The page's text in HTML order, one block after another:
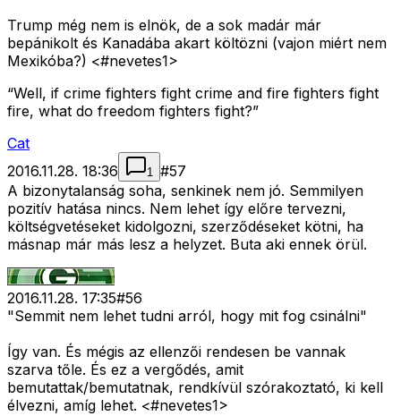
Trump még nem is elnök, de a sok madár már
bepánikolt és Kanadába akart költözni (vajon miért nem
Mexikóba?) <#nevetes1>
“Well, if crime fighters fight crime and fire fighters fight
fire, what do freedom fighters fight?”
Cat
2016.11.28. 18:36
1 #57
A bizonytalanság soha, senkinek nem jó. Semmilyen
pozitív hatása nincs. Nem lehet így előre tervezni,
költségvetéseket kidolgozni, szerződéseket kötni, ha
másnap már más lesz a helyzet. Buta aki ennek örül.
2016.11.28. 17:35#56
"Semmit nem lehet tudni arról, hogy mit fog csinálni"
Így van. És mégis az ellenzői rendesen be vannak
szarva tőle. És ez a vergődés, amit
bemutattak/bemutatnak, rendkívül szórakoztató, ki kell
élvezni, amíg lehet. <#nevetes1>